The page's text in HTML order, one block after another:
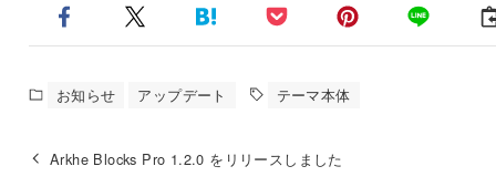
お知らせ アップデート テーマ本体
Arkhe Blocks Pro 1.2.0 をリリースしました